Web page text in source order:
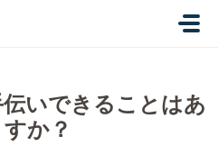
いできることはあ
か？